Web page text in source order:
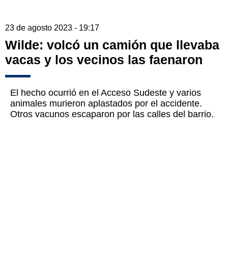
23 de agosto 2023 - 19:17
Wilde: volcó un camión que llevaba
vacas y los vecinos las faenaron
El hecho ocurrió en el Acceso Sudeste y varios
animales murieron aplastados por el accidente.
Otros vacunos escaparon por las calles del barrio.